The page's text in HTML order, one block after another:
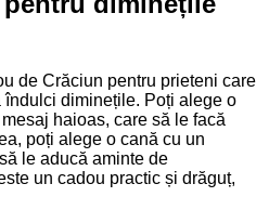
de Crăciun pentru prieteni care
îndulci diminețile. Poți alege o
haioas, care să le facă
poți alege o cană cu un
le aducă aminte de
un cadou practic și drăguț,